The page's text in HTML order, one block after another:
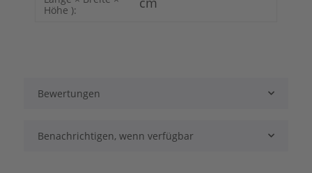
Höhe ):
Bewertungen
Benachrichtigen, wenn verfügbar